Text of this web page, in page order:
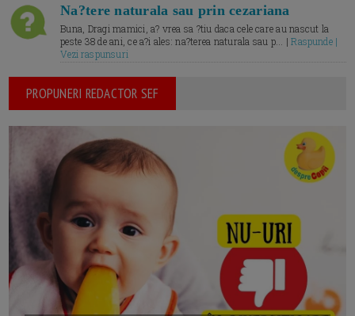
Na?tere naturala sau prin cezariana
Buna, Dragi mamici, a? vrea sa ?tiu daca cele care au nascut la
peste 38 de ani, ce a?i ales: na?terea naturala sau p... |Raspunde |
Vezi raspunsuri
PROPUNERI REDACTOR SEF